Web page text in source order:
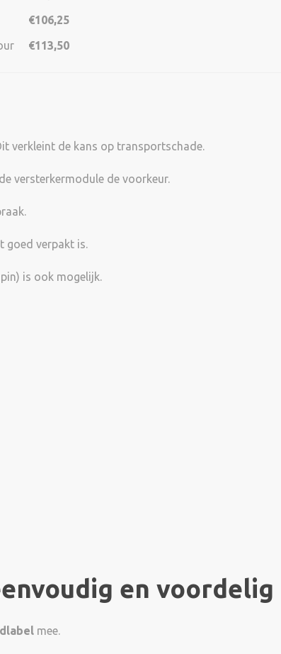
€106,25
€113,50
verkleint de kans op transportschade.
versterkermodule de voorkeur.
goed verpakt is.
is ook mogelijk.
en voordelig
mee.